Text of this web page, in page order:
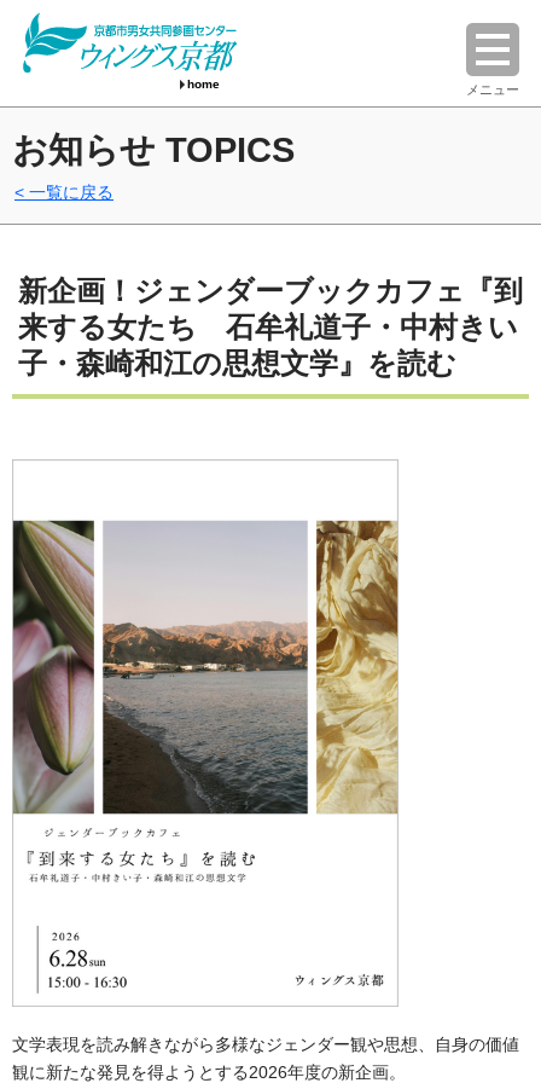
home メニュー
お知らせ TOPICS
一覧に戻る
新企画！ジェンダーブックカフェ『到
来する女たち 石牟礼道子・中村きい
子・森崎和江の思想文学』を読む
文学表現を読み解きながら多様なジェンダー観や思想、自身の価値
観に新たな発見を得ようとする2026年度の新企画。